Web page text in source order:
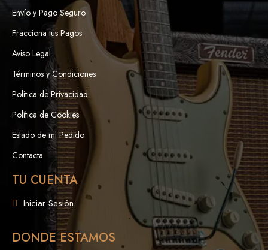
Envío y Pago Seguro
Fracciona tus Pagos
Aviso Legal
Términos y Condiciones
Política de Privacidad
Política de Cookies
Estado de mi Pedido
Contacta
TU CUENTA
Iniciar Sesión
DONDE ESTAMOS